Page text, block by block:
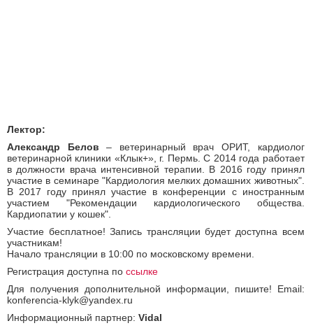
Лектор:
Александр Белов – ветеринарный врач ОРИТ, кардиолог
ветеринарной клиники «Клык+», г. Пермь. С 2014 года работает
в должности врача интенсивной терапии. В 2016 году принял
участие в семинаре "Кардиология мелких домашних животных".
В 2017 году принял участие в конференции с иностранным
участием "Рекомендации кардиологического общества.
Кардиопатии у кошек".
Участие бесплатное! Запись трансляции будет доступна всем
участникам!
Начало трансляции в 10:00 по московскому времени.
Регистрация доступна по ссылке
Для получения дополнительной информации, пишите! Email:
konferencia-klyk@yandex.ru
Информационный партнер: Vidal